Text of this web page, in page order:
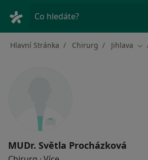
Co hledáte?
Hlavní Stránka Chirurg Jihlava
MUDr. Světla Procházková